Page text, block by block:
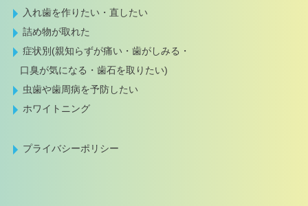
入れ歯を作りたい・直したい
詰め物が取れた
症状別(親知らずが痛い・歯がしみる・
口臭が気になる・歯石を取りたい)
虫歯や歯周病を予防したい
ホワイトニング
プライバシーポリシー